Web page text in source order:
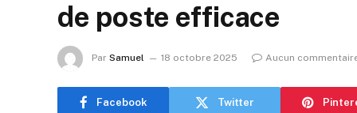
de poste efficace
Par Samuel 18 octobre 2025 Aucun
Facebook Twitter